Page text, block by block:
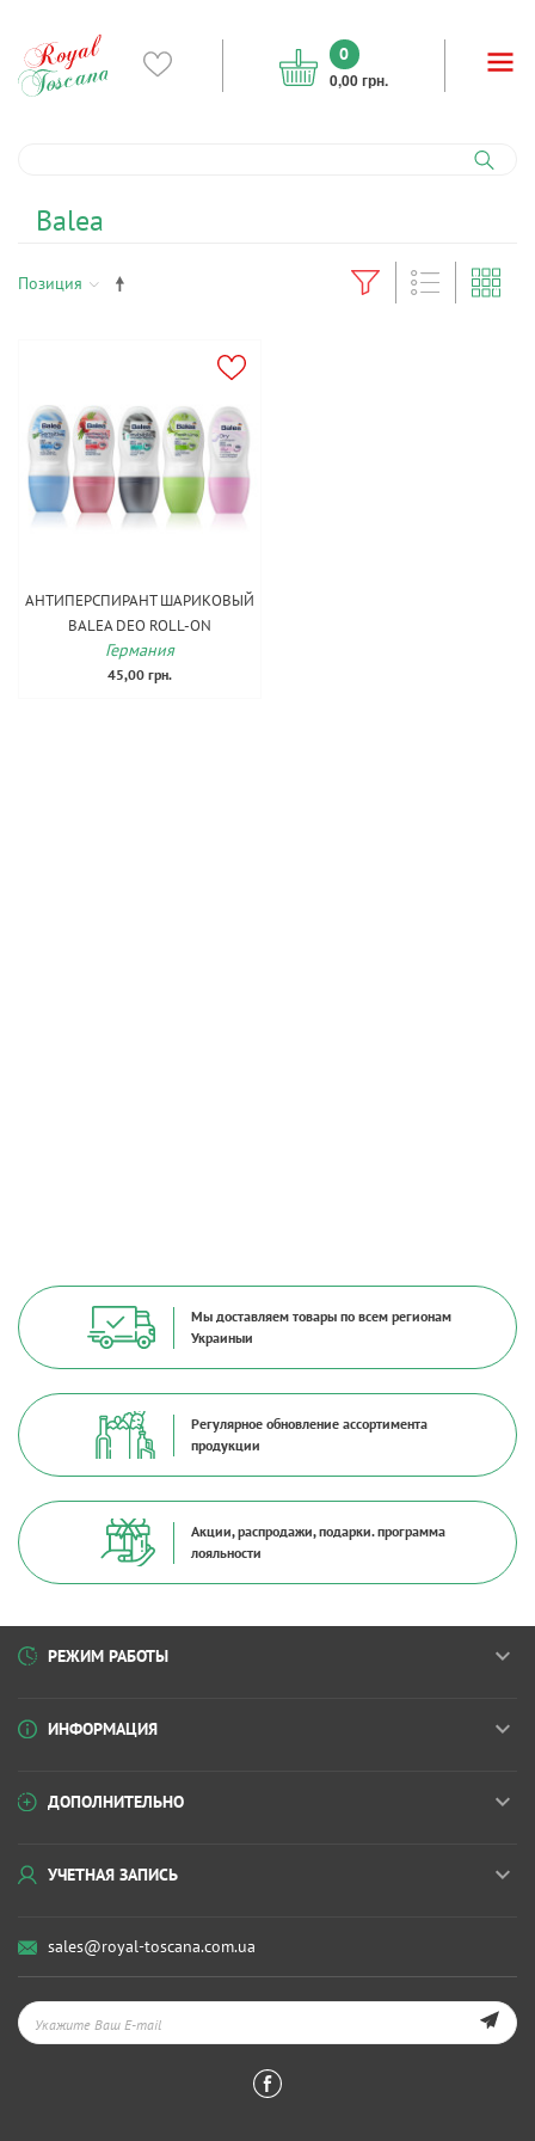
0
0,00 грн.
Balea
Позиция
АНТИПЕРСПИРАНТ ШАРИКОВЫЙ
BALEA DEO ROLL-ON
Германия
45,00 грн.
Мы доставляем товары по всем регионам
Украиныи
Регулярное обновление ассортимента
продукции
Акции, распродажи, подарки. программа
лояльности
РЕЖИМ РАБОТЫ
ИНФОРМАЦИЯ
ДОПОЛНИТЕЛЬНО
УЧЕТНАЯ ЗАПИСЬ
sales@royal-toscana.com.ua